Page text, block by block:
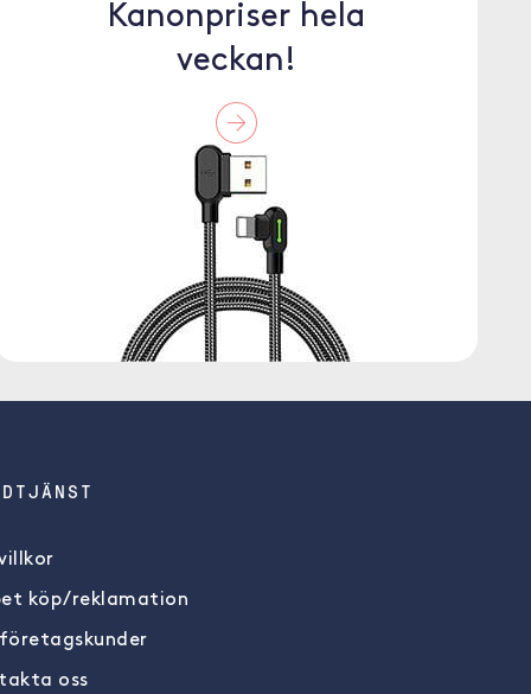
Kanonpriser hela
veckan!
köp/reklamation
oss